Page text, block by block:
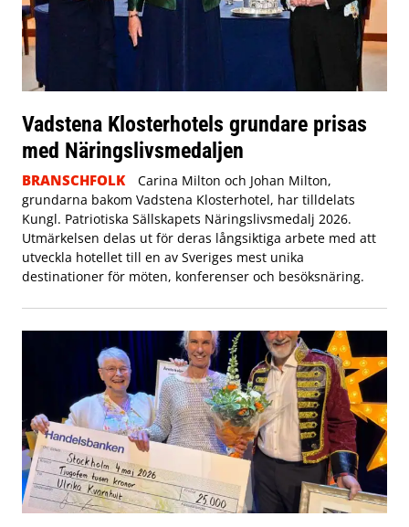
Vadstena Klosterhotels grundare prisas
med Näringslivsmedaljen
BRANSCHFOLK
Carina Milton och Johan Milton,
grundarna bakom Vadstena Klosterhotel, har tilldelats
Kungl. Patriotiska Sällskapets Näringslivsmedalj 2026.
Utmärkelsen delas ut för deras långsiktiga arbete med att
utveckla hotellet till en av Sveriges mest unika
destinationer för möten, konferenser och besöksnäring.